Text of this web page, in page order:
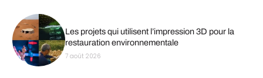
Les projets qui utilisent l’impression 3D pour la
restauration environnementale
7 août 2026